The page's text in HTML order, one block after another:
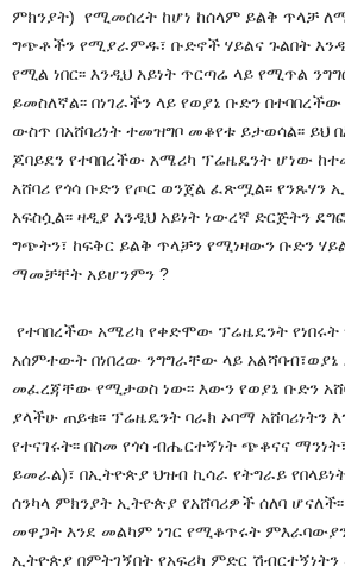
ምክንያት) የሚመሰረት ከሆነ ከሰላም ይልቅ ጥላቻ
ግጭቶችን የሚያራምዱ፣ ቡድኖች ሃይልና ጉልበት
የሚል ነበር፡፡ እንዲህ አይነት ጥርጣሬ ላይ የሚጥል
ይመስለኛል፡፡ በነገራችን ላይ የወያኔ ቡድን
ውስጥ በአሸባሪነት ተመዝግቦ መቆየቱ ይታወሳል፡፡ ይህ
ጆባይደን የተባበረችው አሜሪካ ፕሬዜዴንት ሆነው
አሸባሪ የጎሳ ቡድን የጦር ወንጀል ፈጽሟል፡፡
አፍስሷል፡፡ ዛዲያ እንዲህ አይነት ነውረኛ ድርጅትን
ግጭትን፣ ከፍቅር ይልቅ ጥላቻን የሚነዛውን ቡድን
ማመቻቸት አይሆንምን ?
የተባበረችው አሜሪካ የቀድሞው ፕሬዜዴንት የነበሩት
አሰምተውት በነበረው ንግግራቸው ላይ አልሻባብ፣ወያኔ
መፈረጃቸው የሚታወስ ነው፡፡ እውን የወያኔ ቡድን
ያላችሁ ጠይቁ፡፡ ፕሬዜዴንት ባራክ ኦባማ አሸባሪነትን
የተናገሩት፡፡ በስመ የጎሳ ብሔርተኝነት ጭቆናና
ይመራል)፣ በኢትዮጵያ ህዝብ ኪሳራ የትግራይ
ሰንካላ ምክንያት ኢትዮጵያ የአሸባሪዎች ሰለባ
መዋጋት እንደ መልካም ነገር የሚቆጥሩት
ኢትዮጵያ በምትገኝበት የአፍሪካ ምድር